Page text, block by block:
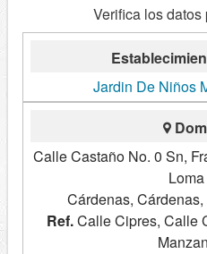
Verifica los datos
Jardin De Niños
Calle Castaño No. 0 Sn,
Cárdenas,
Ref.Calle Cipres, Calle